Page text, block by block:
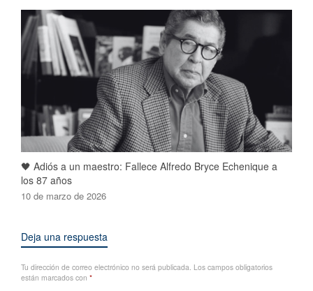
🖤 Adiós a un maestro: Fallece Alfredo Bryce Echenique a
los 87 años
10 de marzo de 2026
Deja una respuesta
Tu dirección de correo electrónico no será publicada. Los campos obligatorios
están marcados con *